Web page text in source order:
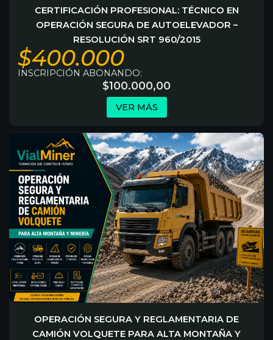
CERTIFICACIÓN PROFESIONAL: TÉCNICO EN
OPERACIÓN SEGURA DE AUTOELEVADOR –
RESOLUCIÓN SRT 960/2015
$400.000
INSCRIPCIÓN ABONANDO:
$100.000,00
VER MÁS
OPERACIÓN SEGURA Y REGLAMENTARIA DE
CAMIÓN VOLQUETE PARA ALTA MONTAÑA Y